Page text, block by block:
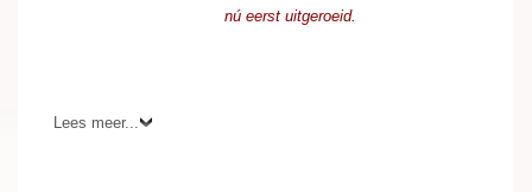
nú eerst uitgeroeid.
Lees meer...